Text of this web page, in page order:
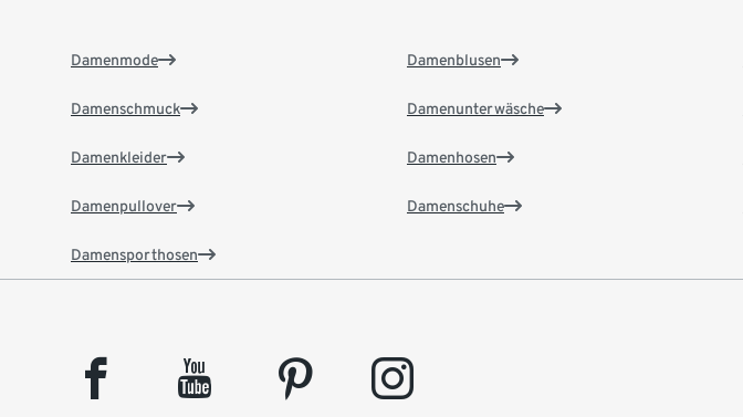
Damenmode
Damenschmuck
Damenkleider
Damenpullover
Damensporthosen
Damenblusen
Damenunterwäsche
Damenhosen
Damenschuhe
facebook youtube pinterest instagram